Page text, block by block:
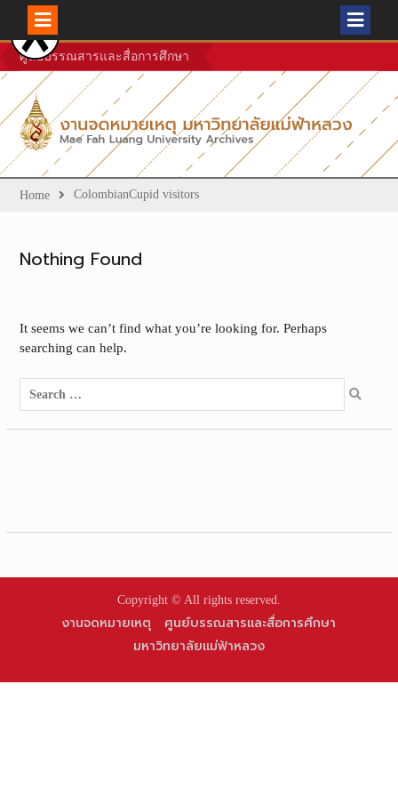
Skip
to
content
ศูนย์บรรณสารและสื่อการศึกษา
Home ColombianCupid visitors
Nothing Found
It seems we can’t find what you’re looking for. Perhaps
searching can help.
Search
for:
Copyright © All rights reserved.
งานจดหมายเหตุ
ศูนย์บรรณสารและสื่อการศึกษา
มหาวิทยาลัยแม่ฟ้าหลวง